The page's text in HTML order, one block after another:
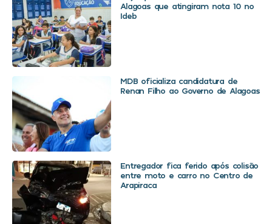
Alagoas que atingiram nota 10 no
Ideb
MDB oficializa candidatura de
Renan Filho ao Governo de Alagoas
Entregador fica ferido após colisão
entre moto e carro no Centro de
Arapiraca